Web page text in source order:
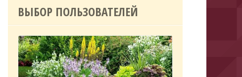
ВЫБОР ПОЛЬЗОВАТЕЛЕЙ